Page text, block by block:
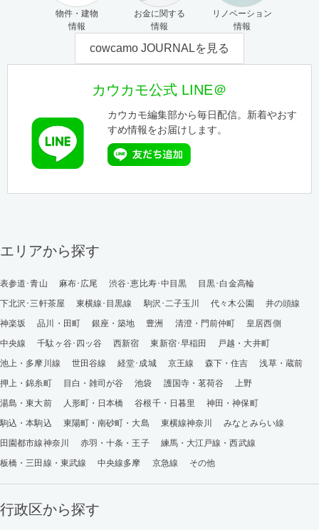
物件・建物
情報
お金に関する
情報
リノベーション
情報
cowcamo JOURNALを見る
カウカモ公式 LINE＠
カウカモ編集部から毎日配信。新着やおす
すめ情報をお届けします。
エリアから探す
表参道･青山 麻布･広尾 渋谷･恵比寿･中目黒
目黒･白金高輪
下北沢･三軒茶屋
東横線･目黒線 駒沢･二子玉川 代々木公園
井の頭線
神楽坂
品川・田町 銀座・築地 豊洲 清澄・門前仲町
皇居西側
中央線
千駄ヶ谷･四ッ谷 西新宿 東新宿･早稲田
戸越・大井町
池上・多摩川線
世田谷線 経堂･成城 京王線 森下・住吉
浅草・蔵前
押上・錦糸町
目白・雑司が谷 池袋 護国寺・茗荷谷
上野
湯島・東大前
人形町・日本橋 谷根千・日暮里
神田・神保町
駒込・本駒込
東陽町・南砂町・大島 東横線神奈川
みなとみらい線
田園都市線神奈川
赤羽・十条・王子
練馬・大江戸線・西武線
板橋・三田線・東武線
中央線多摩 京急線 その他
行政区から探す